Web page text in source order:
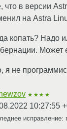
что в версии
на Astra
копать?
Может
я не
★★★★
10:27:55
исправление: